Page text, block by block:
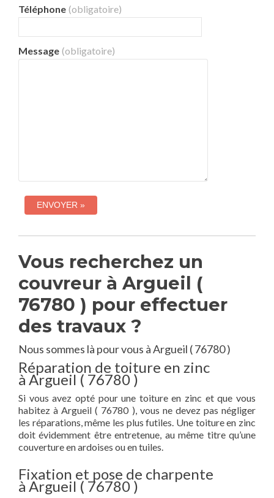
Téléphone (obligatoire)
Message (obligatoire)
Vous recherchez un
couvreur à Argueil (
76780 ) pour effectuer
des travaux ?
Nous sommes là pour vous à Argueil ( 76780 )
Réparation de toiture en zinc
à Argueil ( 76780 )
Si vous avez opté pour une toiture en zinc et que vous
habitez à Argueil ( 76780 ), vous ne devez pas négliger
les réparations, même les plus futiles. Une toiture en zinc
doit évidemment être entretenue, au même titre qu’une
couverture en ardoises ou en tuiles.
Fixation et pose de charpente
à Argueil ( 76780 )